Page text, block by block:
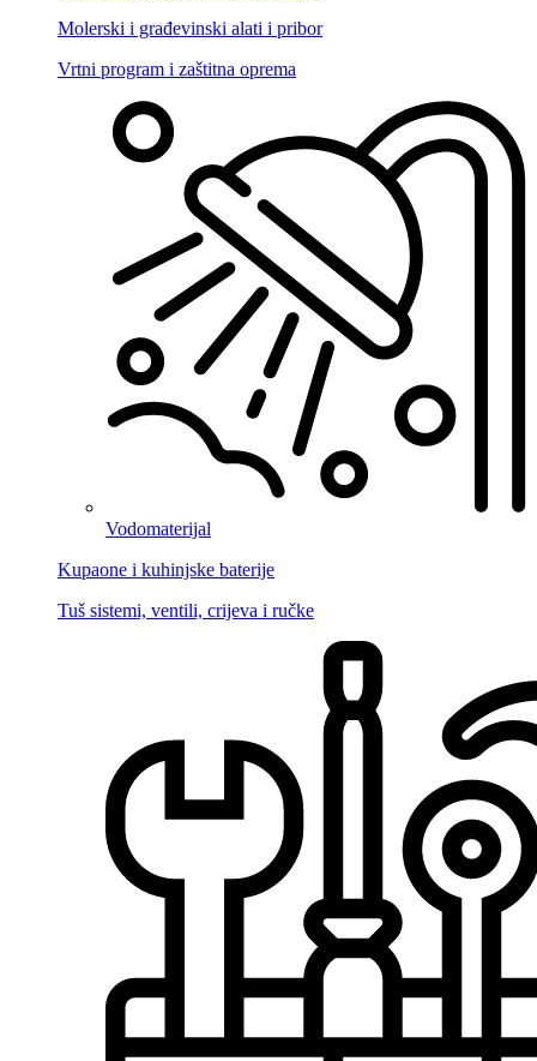
Molerski i građevinski alati i pribor
Vrtni program i zaštitna oprema
Vodomaterijal
Kupaone i kuhinjske baterije
Tuš sistemi, ventili, crijeva i ručke